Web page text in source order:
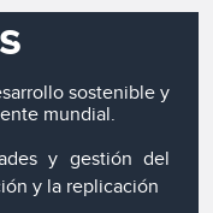
sostenible y
mundial.
y gestión del
y la replicación